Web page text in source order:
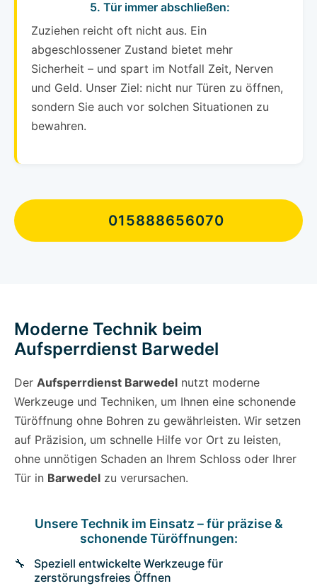
5. Tür immer abschließen:
Zuziehen reicht oft nicht aus. Ein
abgeschlossener Zustand bietet mehr
Sicherheit – und spart im Notfall Zeit, Nerven
und Geld. Unser Ziel: nicht nur Türen zu öffnen,
sondern Sie auch vor solchen Situationen zu
bewahren.
015888656070
Moderne Technik beim
Aufsperrdienst Barwedel
Der Aufsperrdienst Barwedel nutzt moderne
Werkzeuge und Techniken, um Ihnen eine schonende
Türöffnung ohne Bohren zu gewährleisten. Wir setzen
auf Präzision, um schnelle Hilfe vor Ort zu leisten,
ohne unnötigen Schaden an Ihrem Schloss oder Ihrer
Tür in Barwedel zu verursachen.
Unsere Technik im Einsatz – für präzise &
schonende Türöffnungen:
Speziell entwickelte Werkzeuge für
zerstörungsfreies Öffnen